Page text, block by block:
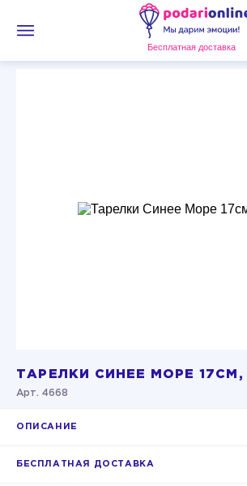
Бесплатная доставка
ТАРЕЛКИ СИНЕЕ МОРЕ
Арт. 4668
ОПИСАНИЕ
БЕСПЛАТНАЯ ДОСТАВКА